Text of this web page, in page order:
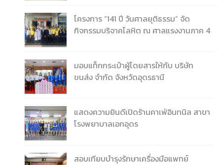
โครงการ “141 ปี วันศาลยุติธรรม” จัด
กิจกรรมบริจาคโลหิต ณ ศาลแรงงานภาค 4
มอบแท็กกระเป๋าผู้โดยสารให้กับ บริษัท
ขนส่ง จำกัด จังหวัดอุดรธานี
แสดงความยินดีเปิดร้านคาเฟ่อินทนิล สาขา
โรงพยาบาลเอกอุดร
สอบเทียบบำรุงรักษาเครื่องมือแพทย์